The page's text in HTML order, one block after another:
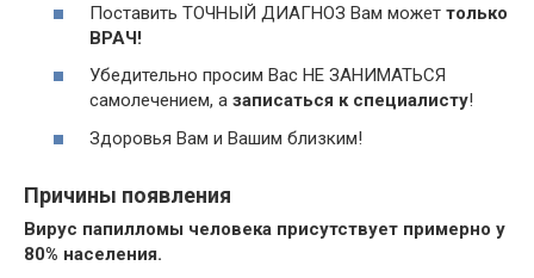
Поставить ТОЧНЫЙ ДИАГНОЗ Вам может только
ВРАЧ!
Убедительно просим Вас НЕ ЗАНИМАТЬСЯ
самолечением, а записаться к специалисту!
Здоровья Вам и Вашим близким!
Причины появления
Вирус папилломы человека присутствует примерно у
80% населения.